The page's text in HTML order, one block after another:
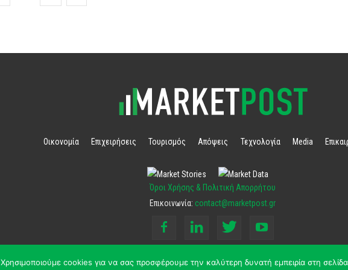
Οικονομία Επιχειρήσεις Τουρισμός Απόψεις Τεχνολογία Media
Όροι Χρήσης & Πολιτική Απορρήτου
Επικοινωνία: contact@marketpost.gr
Χρησιμοποιούμε cookies για να σας προσφέρουμε την καλύτερη δυνατή εμπειρία στη